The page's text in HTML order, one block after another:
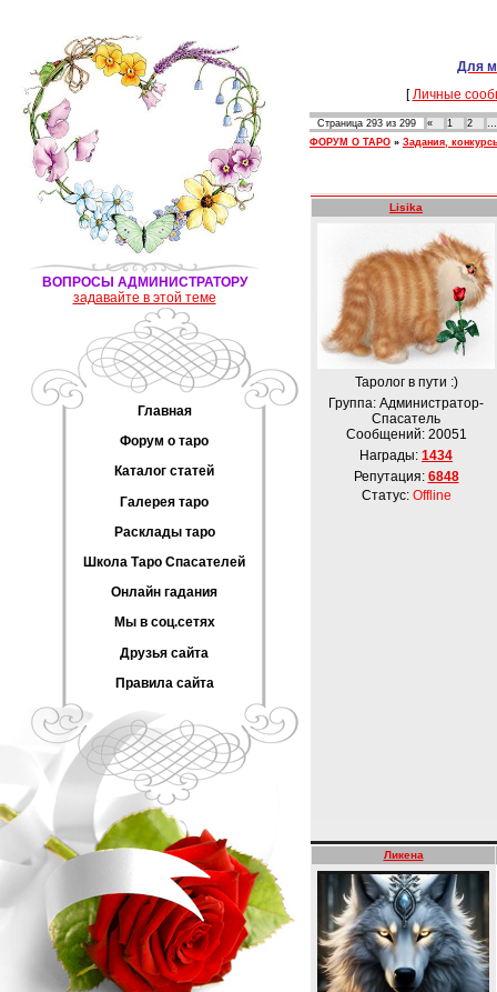
ВОПРОСЫ АДМИНИСТРАТОРУ
задавайте в этой теме
Главная
Форум о таро
Каталог статей
Галерея таро
Расклады таро
Школа Таро Спасателей
Онлайн гадания
Мы в соц.сетях
Друзья сайта
Правила сайта
Для
[ Личные
Страница 293 из 299 « 1 2
…
ФОРУМ О ТАРО » Задания,
Lisika
Таролог в пути :)
Группа: Администратор-
Спасатель
Сообщений: 20051
Награды: 1434
Репутация: 6848
Статус: Offline
Ликена